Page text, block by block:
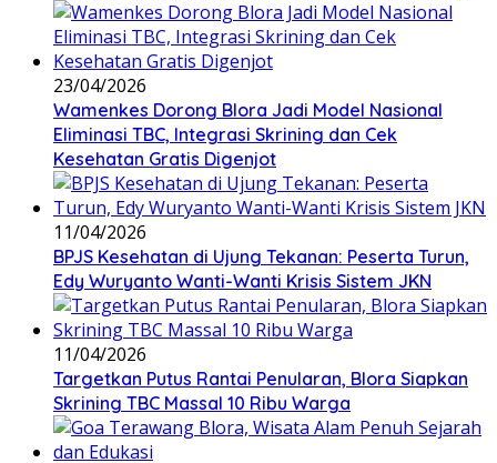
23/04/2026
Wamenkes Dorong Blora Jadi Model Nasional
Eliminasi TBC, Integrasi Skrining dan Cek
Kesehatan Gratis Digenjot
11/04/2026
BPJS Kesehatan di Ujung Tekanan: Peserta Turun,
Edy Wuryanto Wanti-Wanti Krisis Sistem JKN
11/04/2026
‎Targetkan Putus Rantai Penularan, Blora Siapkan
Skrining TBC Massal 10 Ribu Warga